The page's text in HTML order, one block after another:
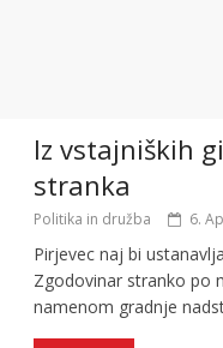
Iz vstajniških
stranka
Politika in družba 6.
Pirjevec naj bi
Zgodovinar stranko po
namenom gradnje